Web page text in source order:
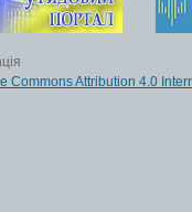
Commons Attribution 4.0